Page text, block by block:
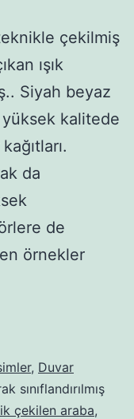
çekilmiş
ışık
Siyah beyaz
kalitede
da
de
örnekler
, Duvar
sınıflandırılmış
çekilen araba,